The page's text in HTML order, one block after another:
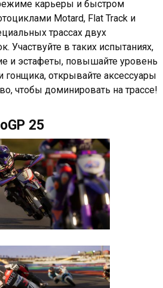
карьеры и быстром
Motard, Flat Track и
трассах двух
Участвуйте в таких испытаниях,
и эстафеты, повышайте уровень
гонщика, открывайте аксессуары
чтобы доминировать на трассе!
25